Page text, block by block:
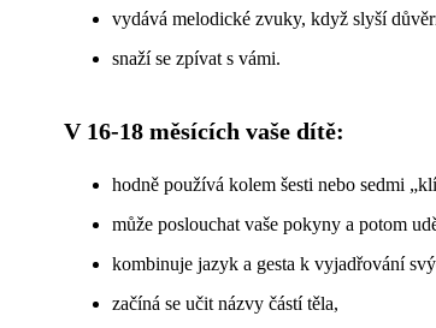
vydává melodické zvuky, když slyší
snaží se zpívat s vámi.
V 16-18 měsících vaše dítě:
hodně používá kolem šesti nebo sedmi
může poslouchat vaše pokyny a potom
kombinuje jazyk a gesta k vyjadřování
začíná se učit názvy částí těla,